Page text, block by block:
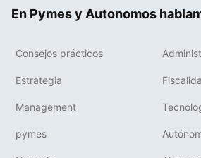
En Pymes y Autonomos
Consejos prácticos
Estrategia
Management
pymes